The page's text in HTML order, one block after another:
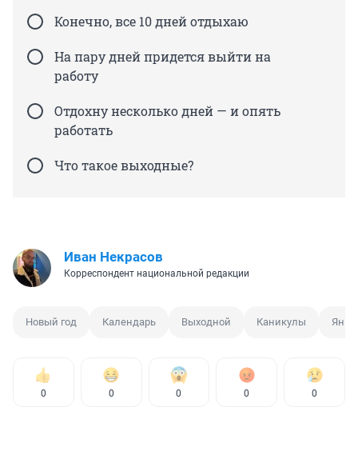
Конечно, все 10 дней отдыхаю
На пару дней придется выйти на
работу
Отдохну несколько дней — и опять
работать
Что такое выходные?
Иван Некрасов
Корреспондент национальной редакции
Новый год Календарь Выходной Каникулы
0 0 0 0 0